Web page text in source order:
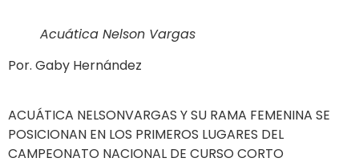
Acuática Nelson Vargas
Por. Gaby Hernández
ACUÁTICA NELSONVARGAS Y SU RAMA FEMENINA SE
POSICIONAN EN LOS PRIMEROS LUGARES DEL
CAMPEONATO NACIONAL DE CURSO CORTO